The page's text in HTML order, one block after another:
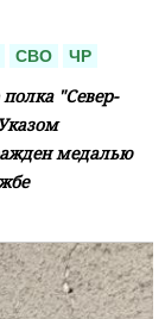
СВО ЧР
"Север-
медалью